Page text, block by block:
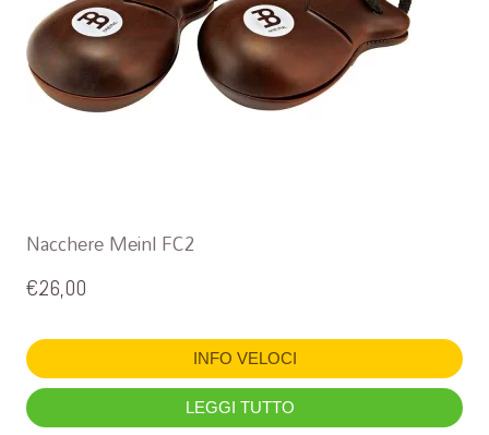
Nacchere Meinl FC2
€26,00
INFO VELOCI
LEGGI TUTTO